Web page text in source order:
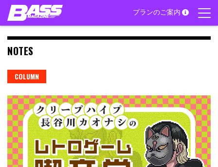
Skip
content
プランのご案内
NOTES
COLUMN